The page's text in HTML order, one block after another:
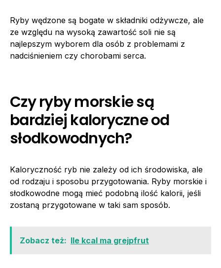
Ryby wędzone są bogate w składniki odżywcze, ale
ze względu na wysoką zawartość soli nie są
najlepszym wyborem dla osób z problemami z
nadciśnieniem czy chorobami serca.
Czy ryby morskie są
bardziej kaloryczne od
słodkowodnych?
Kaloryczność ryb nie zależy od ich środowiska, ale
od rodzaju i sposobu przygotowania. Ryby morskie i
słodkowodne mogą mieć podobną ilość kalorii, jeśli
zostaną przygotowane w taki sam sposób.
Zobacz też: Ile kcal ma grejpfrut